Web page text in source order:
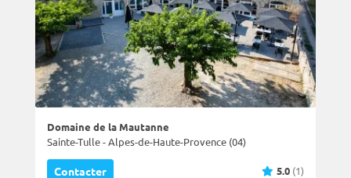
Domaine de la Mautanne
Sainte-Tulle - Alpes-de-Haute-Provence (04)
Contacter 5.0 (1)